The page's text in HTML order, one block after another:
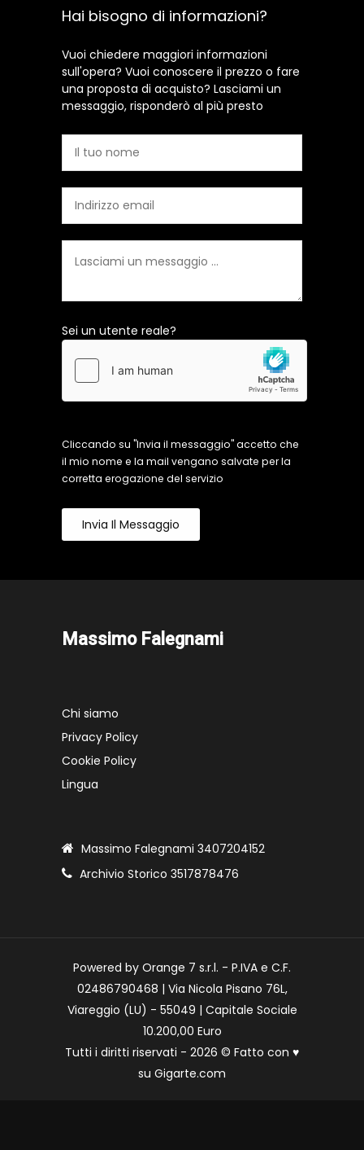
Hai bisogno di informazioni?
Vuoi chiedere maggiori informazioni
sull'opera? Vuoi conoscere il prezzo o fare
una proposta di acquisto? Lasciami un
messaggio, risponderò al più presto
Sei un utente reale?
Cliccando su "Invia il messaggio" accetto che
il mio nome e la mail vengano salvate per la
corretta erogazione del servizio
Invia Il Messaggio
Massimo Falegnami
Chi siamo
Privacy Policy
Cookie Policy
Lingua
Massimo Falegnami 3407204152
Archivio Storico 3517878476
Powered by Orange 7 s.r.l. - P.IVA e C.F.
02486790468 | Via Nicola Pisano 76L,
Viareggio (LU) - 55049 | Capitale Sociale
10.200,00 Euro
Tutti i diritti riservati - 2026 © Fatto con ♥
su Gigarte.com